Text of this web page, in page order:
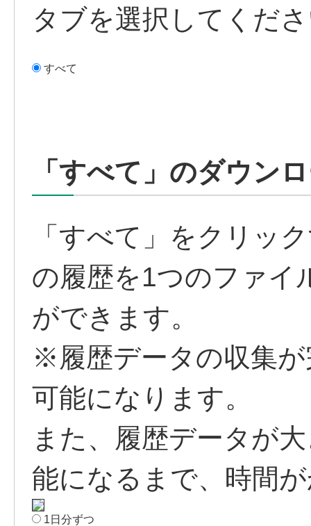
タブを選択してくだ
すべて
「すべて」のダウン
「すべて」をクリッ
の履歴を1つのファイ
ができます。
※履歴データの収集
可能になります。
また、履歴データが
能になるまで、時間
1日分ずつ